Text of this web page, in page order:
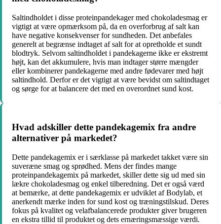
Saltindholdet i disse proteinpandekager med chokoladesmag er
vigtigt at være opmærksom på, da en overforbrug af salt kan
have negative konsekvenser for sundheden. Det anbefales
generelt at begrænse indtaget af salt for at opretholde et sundt
blodtryk. Selvom saltindholdet i pandekagerne ikke er ekstremt
højt, kan det akkumulere, hvis man indtager større mængder
eller kombinerer pandekagerne med andre fødevarer med højt
saltindhold. Derfor er det vigtigt at være bevidst om saltindtaget
og sørge for at balancere det med en overordnet sund kost.
Hvad adskiller dette pandekagemix fra andre
alternativer på markedet?
Dette pandekagemix er i særklasse på markedet takket være sin
suveræne smag og sprødhed. Mens der findes mange
proteinpandekagemix på markedet, skiller dette sig ud med sin
lækre chokoladesmag og enkel tilberedning. Det er også værd
at bemærke, at dette pandekagemix er udviklet af Bodylab, et
anerkendt mærke inden for sund kost og træningstilskud. Deres
fokus på kvalitet og velafbalancerede produkter giver brugeren
en ekstra tillid til produktet og dets ernæringsmæssige værdi.